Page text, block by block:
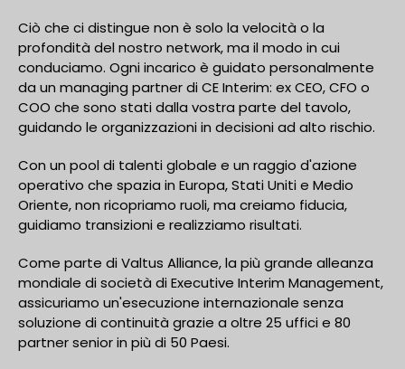
Ciò che ci distingue non è solo la velocità o la
profondità del nostro network, ma il modo in cui
conduciamo. Ogni incarico è guidato personalmente
da un managing partner di CE Interim: ex CEO, CFO o
COO che sono stati dalla vostra parte del tavolo,
guidando le organizzazioni in decisioni ad alto rischio.
Con un pool di talenti globale e un raggio d'azione
operativo che spazia in Europa, Stati Uniti e Medio
Oriente, non ricopriamo ruoli, ma creiamo fiducia,
guidiamo transizioni e realizziamo risultati.
Come parte di Valtus Alliance, la più grande alleanza
mondiale di società di Executive Interim Management,
assicuriamo un'esecuzione internazionale senza
soluzione di continuità grazie a oltre 25 uffici e 80
partner senior in più di 50 Paesi.